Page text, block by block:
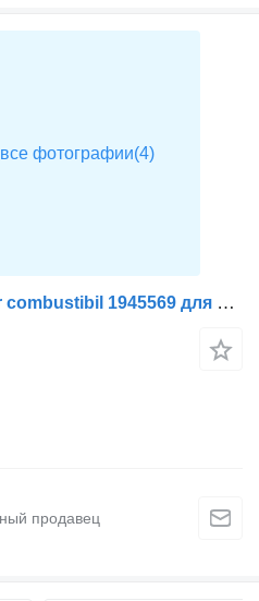
Топливный бак Rezervor combustibil 1945569 для тягача DAF XF